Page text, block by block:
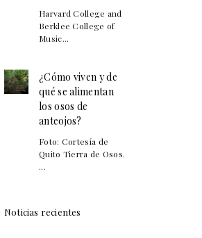
Harvard College and
Berklee College of
Music...
¿Cómo viven y de
qué se alimentan
los osos de
anteojos?
Foto: Cortesía de
Quito Tierra de Osos.
...
Noticias recientes